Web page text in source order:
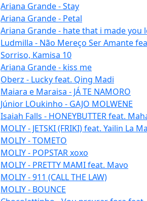
Ariana Grande - Stay
Ariana Grande - Petal
Ariana Grande - hate that i made you
Ludmilla - Não Mereço Ser Amante
Sorriso, Kamisa 10
Ariana Grande - kiss me
Oberz - Lucky feat. Qing Madi
Maiara e Maraisa - JÁ TE NAMORO
Júnior LOukinho - GAJO MOLWENE
Isaiah Falls - HONEYBUTTER feat.
MOLIY - JETSKI (FRIKI) feat. Yailin La
MOLIY - TOMETO
MOLIY - POPSTAR xoxo
MOLIY - PRETTY MAMI feat. Mavo
MOLIY - 911 (CALL THE LAW)
MOLIY - BOUNCE